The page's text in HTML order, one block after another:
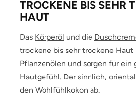
TROCKENE BIS SEHR
HAUT
Das Körperöl und die
trockene bis sehr trockene
Pflanzenölen und sorgen für ein
Hautgefühl. Der sinnlich,
den Wohlfühlkokon ab.